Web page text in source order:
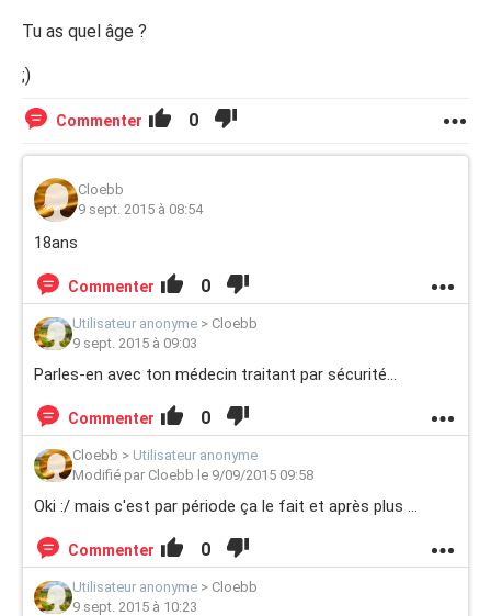
Tu as quel âge ?
;)
Commenter 0
Cloebb
9 sept. 2015 à 08:54
18ans
Commenter 0
Utilisateur anonyme > Cloebb
9 sept. 2015 à 09:03
Parles-en avec ton médecin traitant par sécurité...
Commenter 0
Cloebb > Utilisateur anonyme
Modifié par Cloebb le 9/09/2015 09:58
Oki :/ mais c'est par période ça le fait et après plus ...
Commenter 0
Utilisateur anonyme > Cloebb
9 sept. 2015 à 10:23